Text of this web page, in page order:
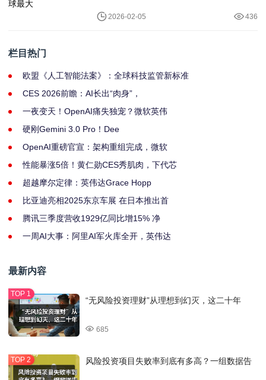
2026-02-05 436
栏目热门
欧盟《人工智能法案》：全球科技监管新标准
CES 2026前瞻：AI长出“肉身”，
一夜变天！OpenAI痛失独宠？微软英伟
硬刚Gemini 3.0 Pro！Dee
OpenAI重磅官宣：架构重组完成，微软
性能暴涨5倍！黄仁勋CES秀肌肉，下代芯
超越摩尔定律：英伟达Grace Hopp
比亚迪亮相2025东京车展 在日本推出首
腾讯三季度营收1929亿同比增15% 净
一周AI大事：阿里AI军火库全开，英伟达
最新内容
“无风险投资理财”从理想到幻灭，这二十年
685
风险投资项目失败率到底有多高？一组数据告